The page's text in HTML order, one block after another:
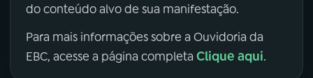
do conteúdo alvo de sua manifestação.
Para mais informações sobre a Ouvidoria da
EBC, acesse a página completa Clique aqui.